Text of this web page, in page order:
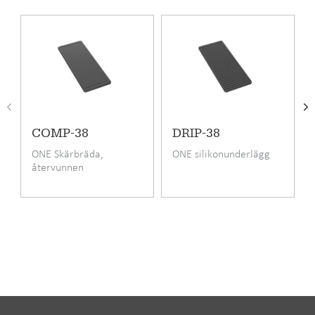
Produktkod
ONE-T34-17
Pris inkl. moms
8395 SEK
EAN kod
RSK-nummer
8090036
Garanti (månad)
24
Längd
616 mm
COMP-38
ONE Skärbräda,
återvunnen
DRIP-38
ONE silikonunderlägg